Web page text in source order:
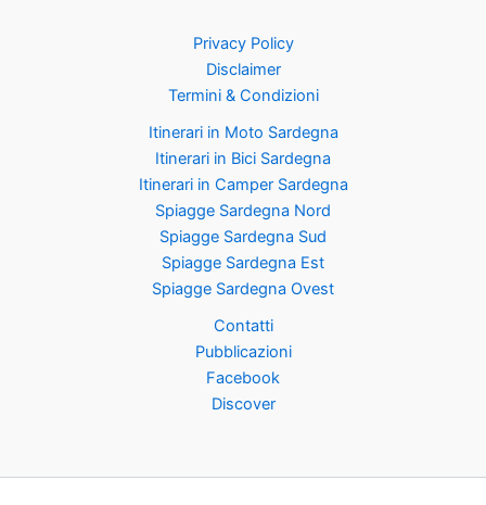
Privacy Policy
Disclaimer
Termini & Condizioni
Itinerari in Moto Sardegna
Itinerari in Bici Sardegna
Itinerari in Camper Sardegna
Spiagge Sardegna Nord
Spiagge Sardegna Sud
Spiagge Sardegna Est
Spiagge Sardegna Ovest
Contatti
Pubblicazioni
Facebook
Discover